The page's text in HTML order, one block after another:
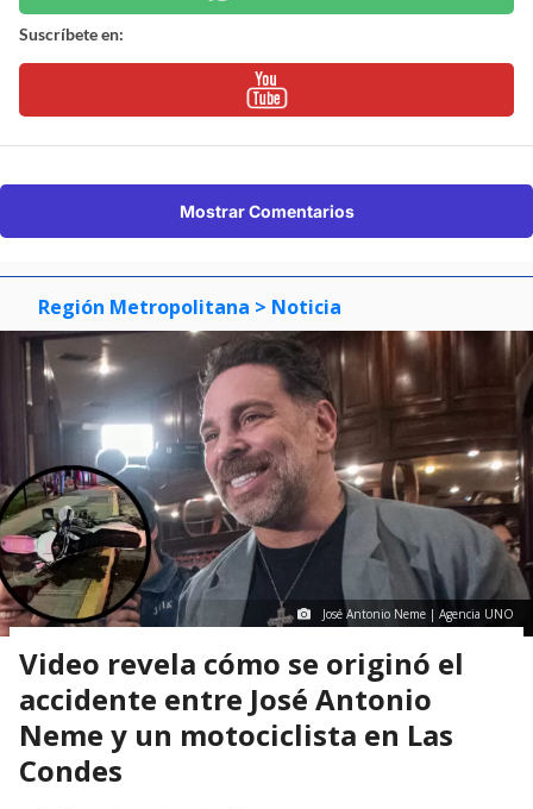
Suscríbete en:
Mostrar Comentarios
Región Metropolitana > Noticia
José Antonio Neme | Agencia UNO
Video revela cómo se originó el
accidente entre José Antonio
Neme y un motociclista en Las
Condes